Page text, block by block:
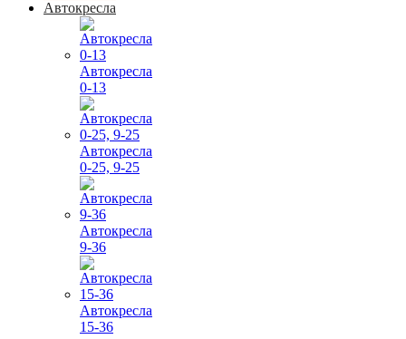
Автокресла
Автокресла
0-13
Автокресла
0-25, 9-25
Автокресла
9-36
Автокресла
15-36